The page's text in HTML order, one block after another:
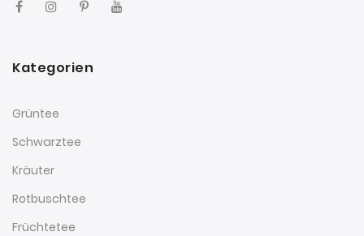
Kategorien
Grüntee
Schwarztee
Kräuter
Rotbuschtee
Früchtetee